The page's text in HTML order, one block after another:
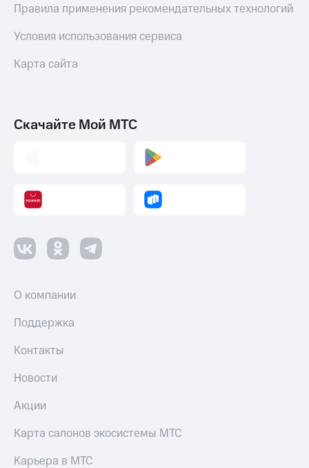
Правила применения рекомендательных технологий
Условия использования сервиса
Карта сайта
Скачайте Мой МТС
О компании
Поддержка
Контакты
Новости
Акции
Карта салонов экосистемы МТС
Карьера в МТС